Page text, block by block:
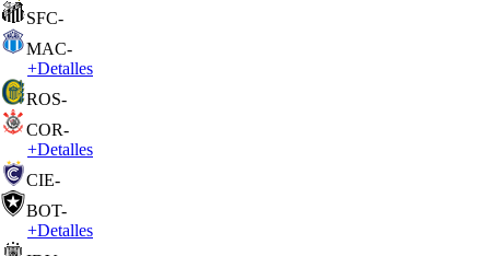
SFC-
MAC-
+Detalles
ROS-
COR-
+Detalles
CIE-
BOT-
+Detalles